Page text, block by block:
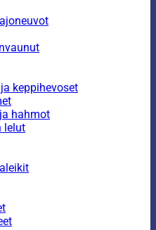
keppihevoset
hahmot
lelut